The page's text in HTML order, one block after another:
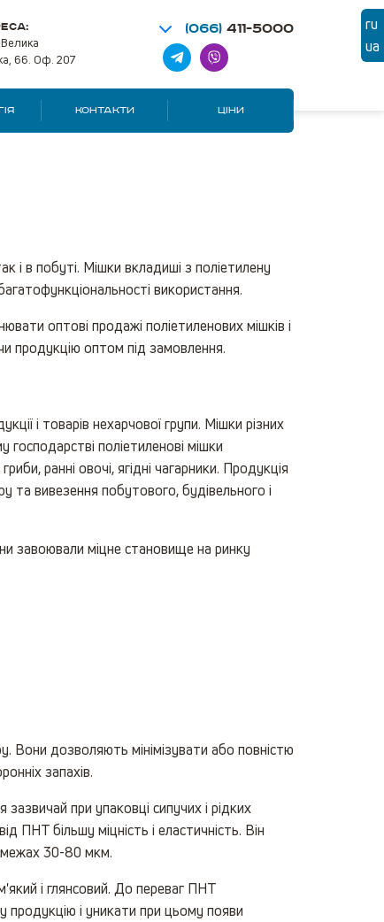
ru
ua
66. Оф. 207
(066) 411-5000
КОНТАКТИ ЦІНИ
і в побуті. Мішки вкладиші з поліетилену
використання.
оптові продажі поліетиленових мішків і
продукцію оптом під замовлення.
і товарів нехарчової групи. Мішки різних
господарстві поліетиленові мішки
ранні овочі, ягідні чагарники. Продукція
та вивезення побутового, будівельного і
завоювали міцне становище на ринку
Вони дозволяють мінімізувати або повністю
запахів.
при упаковці сипучих і рідких
ПНТ більшу міцність і еластичність. Він
межах 30-80 мкм.
і глянсовий. До переваг ПНТ
і уникати при цьому появи